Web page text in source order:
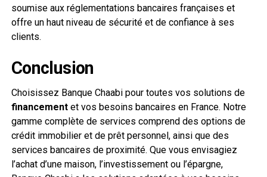
soumise aux réglementations bancaires françaises et
offre un haut niveau de sécurité et de confiance à ses
clients.
Conclusion
Choisissez Banque Chaabi pour toutes vos solutions de
financementet vos besoins bancaires en France. Notre
gamme complète de services comprend des options de
crédit immobilier et de prêt personnel, ainsi que des
services bancaires de proximité. Que vous envisagiez
l’achat d’une maison, l’investissement ou l’épargne,